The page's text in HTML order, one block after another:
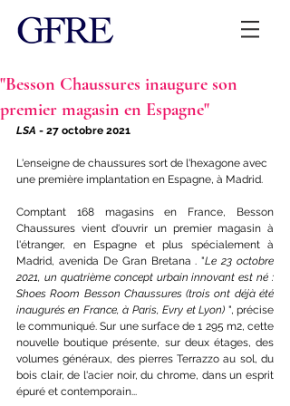
"Besson Chaussures inaugure son
premier magasin en Espagne"
LSA - 27 octobre 2021
L'enseigne de chaussures sort de l'hexagone avec
une première implantation en Espagne, à Madrid.
Comptant 168 magasins en France, Besson
Chaussures vient d'ouvrir un premier magasin à
l'étranger, en Espagne et plus spécialement à
Madrid, avenida De Gran Bretana . "Le 23 octobre
2021, un quatrième concept urbain innovant est né :
Shoes Room Besson Chaussures (trois ont déjà été
inaugurés en France, à Paris, Evry et Lyon) ", précise
le communiqué. Sur une surface de 1 295 m2, cette
nouvelle boutique présente, sur deux étages, des
volumes généraux, des pierres Terrazzo au sol, du
bois clair, de l'acier noir, du chrome, dans un esprit
épuré et contemporain...